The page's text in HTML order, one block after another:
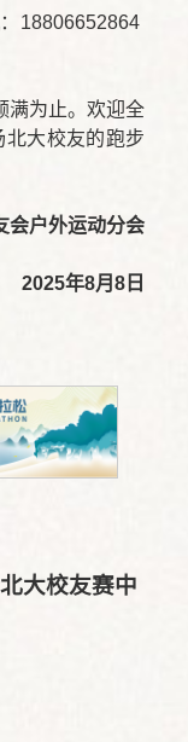
18806652864
满为止。欢迎全
大校友的跑步
会户外运动分会
2025年8月 8 日
大校友赛中